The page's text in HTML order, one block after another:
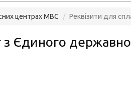
центрах МВС Реквізити для
з Єдиного